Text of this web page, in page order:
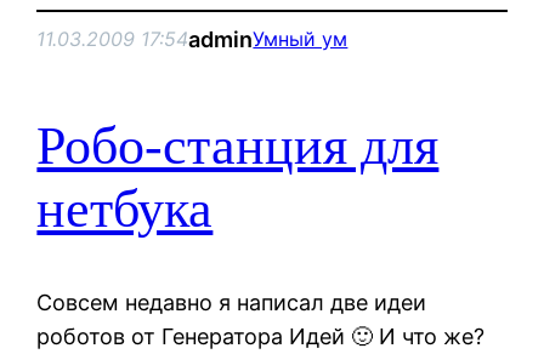
11.03.2009 17:54adminУмный ум
Робо-станция для
нетбука
Совсем недавно я написал две идеи
роботов от Генератора Идей 🙂 И что же?